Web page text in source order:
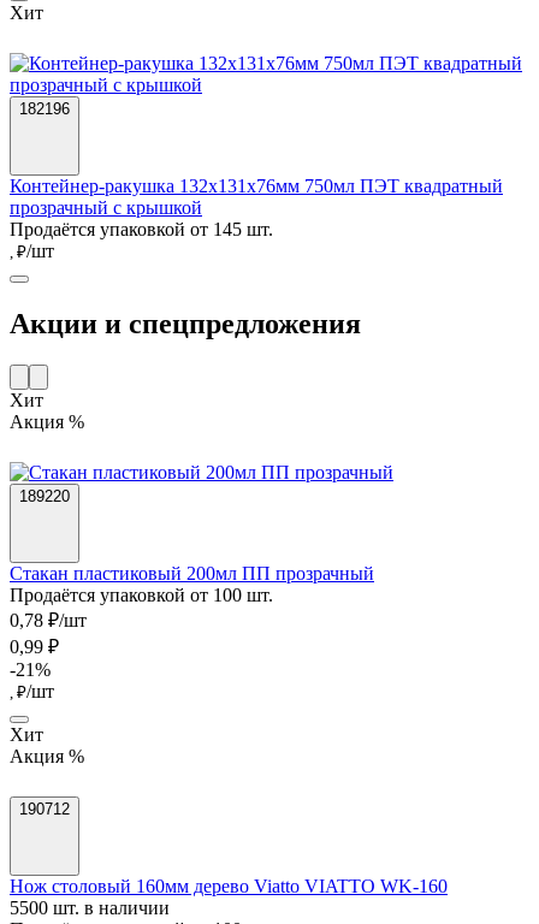
Хит
182196
Контейнер-ракушка 132x131x76мм 750мл ПЭТ квадратный
прозрачный с крышкой
Продаётся упаковкой от 145 шт.
, ₽/шт
Акции и спецпредложения
Хит
Акция %
189220
Стакан пластиковый 200мл ПП прозрачный
Продаётся упаковкой от 100 шт.
0,78 ₽/шт
0,99 ₽
-21%
, ₽/шт
Хит
Акция %
190712
Нож столовый 160мм дерево Viatto VIATTO WK-160
5500 шт. в наличии